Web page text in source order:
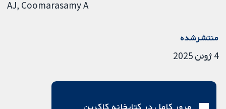
AJ Coomarasamy A
منتشرشده
4 ژوئن 2025